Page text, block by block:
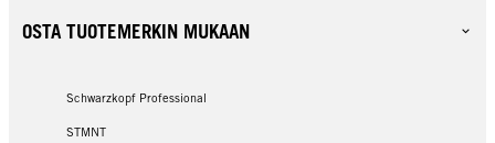
OSTA TUOTEMERKIN MUKAAN
Schwarzkopf Professional
STMNT